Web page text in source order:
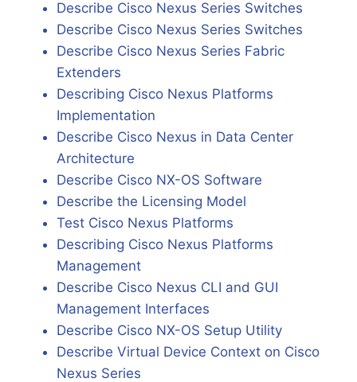
Describe Cisco Nexus Series Switches
Describe Cisco Nexus Series Switches
Describe Cisco Nexus Series Fabric
Extenders
Describing Cisco Nexus Platforms
Implementation
Describe Cisco Nexus in Data Center
Architecture
Describe Cisco NX-OS Software
Describe the Licensing Model
Test Cisco Nexus Platforms
Describing Cisco Nexus Platforms
Management
Describe Cisco Nexus CLI and GUI
Management Interfaces
Describe Cisco NX-OS Setup Utility
Describe Virtual Device Context on Cisco
Nexus Series